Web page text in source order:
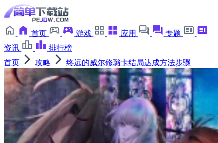
首页 游戏 应用
专题
资讯
排行榜
首页
攻略 终远的威尔修璐卡结局达成方法步骤